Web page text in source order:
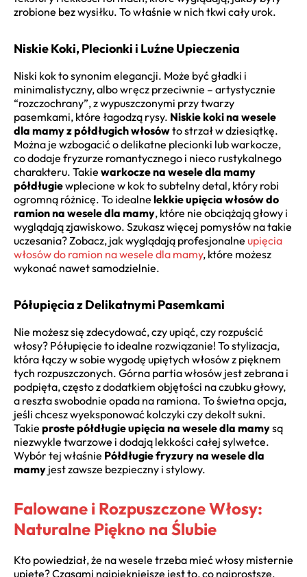
zrobione bez wysiłku. To właśnie w nich tkwi cały urok.
Niskie Koki, Plecionki i Luźne Upieczenia
Niski kok to synonim elegancji. Może być gładki i
minimalistyczny, albo wręcz przeciwnie – artystycznie
“rozczochrany”, z wypuszczonymi przy twarzy
pasemkami, które łagodzą rysy. Niskie koki na wesele
dla mamy z półdługich włosówto strzał w dziesiątkę.
Można je wzbogacić o delikatne plecionki lub warkocze,
co dodaje fryzurze romantycznego i nieco rustykalnego
charakteru. Takie warkocze na wesele dla mamy
półdługiewplecione w kok to subtelny detal, który robi
ogromną różnicę. To idealne lekkie upięcia włosów do
ramion na wesele dla mamy, które nie obciążają głowy i
wyglądają zjawiskowo. Szukasz więcej pomysłów na takie
uczesania? Zobacz, jak wyglądają profesjonalne upięcia
włosów do ramion na wesele dla mamy, które możesz
wykonać nawet samodzielnie.
Półupięcia z Delikatnymi Pasemkami
Nie możesz się zdecydować, czy upiąć, czy rozpuścić
włosy? Półupięcie to idealne rozwiązanie! To stylizacja,
która łączy w sobie wygodę upiętych włosów z pięknem
tych rozpuszczonych. Górna partia włosów jest zebrana i
podpięta, często z dodatkiem objętości na czubku głowy,
a reszta swobodnie opada na ramiona. To świetna opcja,
jeśli chcesz wyeksponować kolczyki czy dekolt sukni.
Takie proste półdługie upięcia na wesele dla mamysą
niezwykle twarzowe i dodają lekkości całej sylwetce.
Wybór tej właśnie Półdługie fryzury na wesele dla
mamy jest zawsze bezpieczny i stylowy.
Falowane i Rozpuszczone Włosy:
Naturalne Piękno na Ślubie
Kto powiedział, że na wesele trzeba mieć włosy misternie
upięte? Czasami najpiękniejsze jest to, co najprostsze.